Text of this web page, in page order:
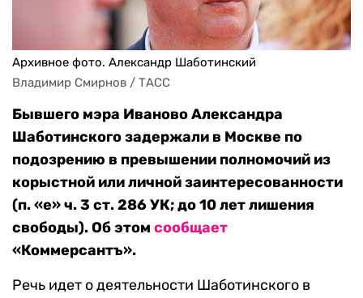
Архивное фото. Александр Шаботинский
Владимир Смирнов / ТАСС
Бывшего мэра Иваново Александра
Шаботинского задержали в Москве по
подозрению в превышении полномочий из
корыстной или личной заинтересованности
(п. «е» ч. 3 ст. 286 УК; до 10 лет лишения
свободы). Об этом сообщает
«Коммерсантъ».
Речь идет о деятельности Шаботинского в